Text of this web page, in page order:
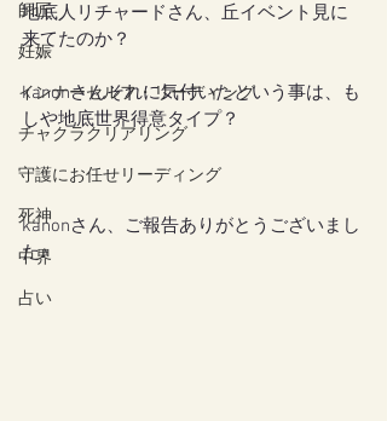
師匠
妊娠
インナーセルフ・リーディング
チャクラクリアリング
守護にお任せリーディング
死神
中界
占い
地底人リチャードさん、丘イベント見に
来てたのか？
kanonさんそれに気付いたという事は、も
しや地底世界得意タイプ？
kanonさん、ご報告ありがとうございまし
た♪